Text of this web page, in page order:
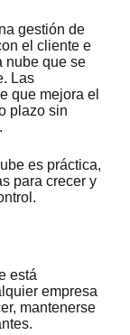
gestión de
el cliente e
nube que se
Las
que mejora el
plazo sin
es práctica,
para crecer y
está
empresa
mantenerse